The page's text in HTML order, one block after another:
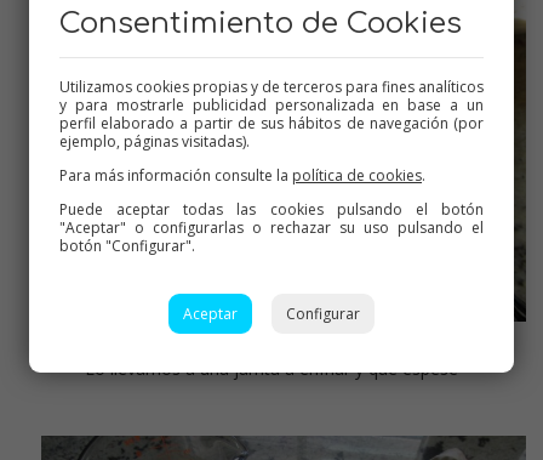
Lo llevamos a una jarrita a enfriar y que espese
Consentimiento de Cookies
Utilizamos cookies propias y de terceros para fines analíticos
y para mostrarle publicidad personalizada en base a un
perfil elaborado a partir de sus hábitos de navegación (por
ejemplo, páginas visitadas).
Para más información consulte la política de cookies.
Puede aceptar todas las cookies pulsando el botón
"Aceptar" o configurarlas o rechazar su uso pulsando el
botón "Configurar".
Aceptar Configurar